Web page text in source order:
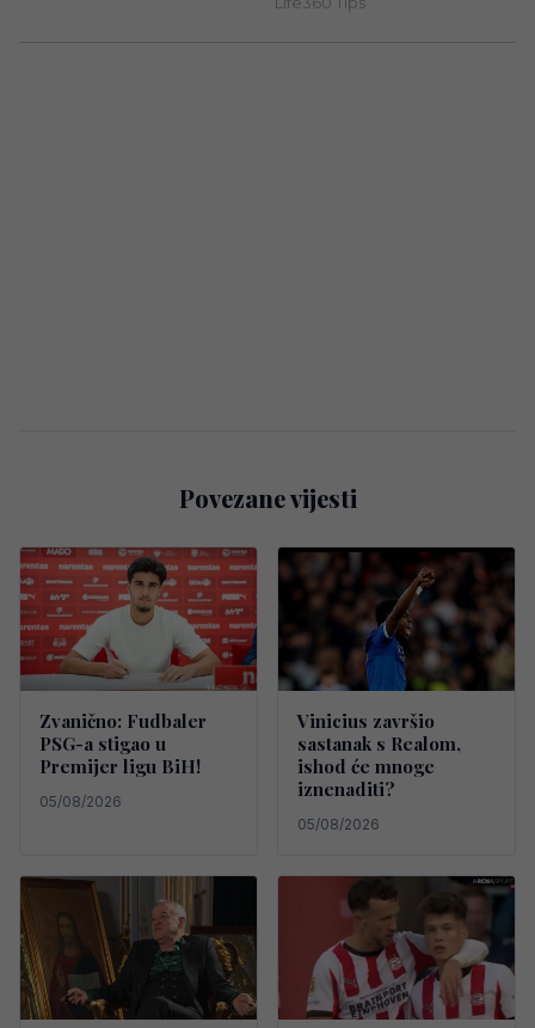
Povezane vijesti
Zvanično: Fudbaler
PSG-a stigao u
Premijer ligu BiH!
05/08/2026
Vinicius završio
sastanak s Realom,
ishod će mnoge
iznenaditi?
05/08/2026